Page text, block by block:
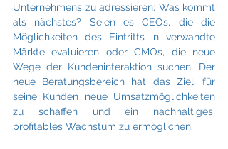
Unternehmens zu adressieren: Was kommt
als nächstes? Seien es CEOs, die die
Möglichkeiten des Eintritts in verwandte
Märkte evaluieren oder CMOs, die neue
Wege der Kundeninteraktion suchen; Der
neue Beratungsbereich hat das Ziel, für
seine Kunden neue Umsatzmöglichkeiten
zu schaffen und ein nachhaltiges,
profitables Wachstum zu ermöglichen.